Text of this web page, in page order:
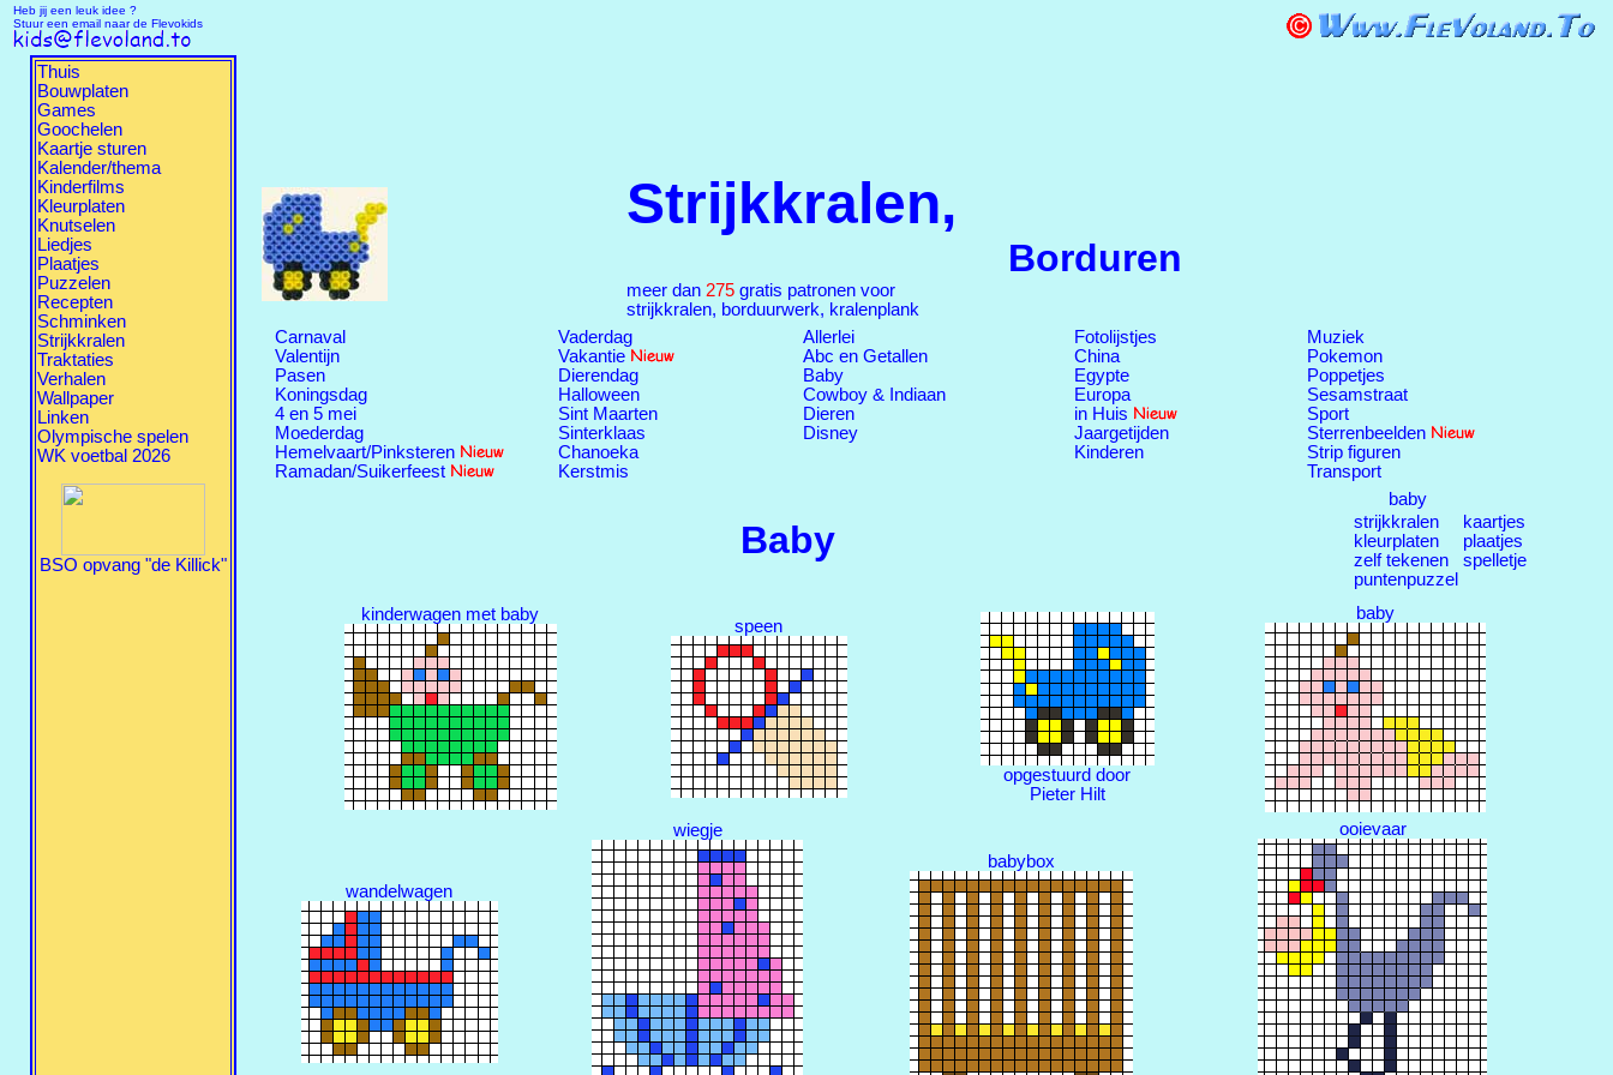
Heb jij een leuk idee ?
Stuur een email naar de Flevokids
Thuis
Bouwplaten
Games
Goochelen
Kaartje sturen
Kalender/thema
Kinderfilms
Kleurplaten
Knutselen
Liedjes
Plaatjes
Puzzelen
Recepten
Schminken
Strijkkralen
Traktaties
Verhalen
Wallpaper
Linken
Olympische spelen
WK voetbal 2026
BSO opvang "de Killick"
Strijkkralen,
Borduren
meer dan 275 gratis patronen voor
strijkkralen, borduurwerk, kralenplank
Carnaval
Valentijn
Pasen
Koningsdag
4 en 5 mei
Moederdag
Hemelvaart/Pinksteren
Ramadan/Suikerfeest
Vaderdag
Vakantie
Dierendag
Halloween
Sint Maarten
Sinterklaas
Chanoeka
Kerstmis
Allerlei
Abc en Getallen
Baby
Cowboy & Indiaan
Dieren
Disney
Fotolijstjes
China
Egypte
Europa
in Huis
Jaargetijden
Kinderen
Muziek
Pokemon
Poppetjes
Sesamstraat
Sport
Sterrenbeelden
Strip figuren
Transport
Baby
baby
strijkkralen
kleurplaten
zelf tekenen
puntenpuzzel
kaartjes
plaatjes
spelletje
kinderwagen met baby
speen
opgestuurd door
Pieter Hilt
baby
wandelwagen
wiegje
babybox
ooievaar